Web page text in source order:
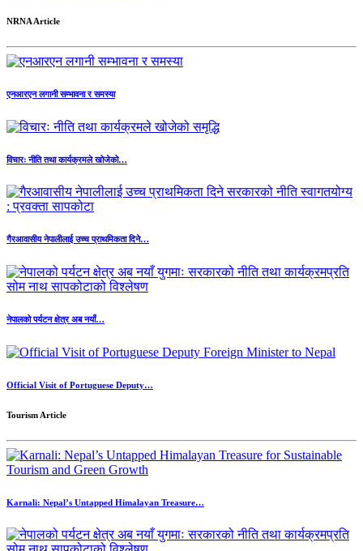
NRNA Article
एनआरएन लगानी सम्भावना र समस्या
विचारः नीति तथा कार्यक्रमले खोजेको…
गैरआवासीय नेपालीलाई उच्च प्राथमिकता दिने…
नेपालको पर्यटन क्षेत्र अब नयाँ…
Official Visit of Portuguese Deputy…
Tourism Article
Karnali: Nepal’s Untapped Himalayan Treasure…